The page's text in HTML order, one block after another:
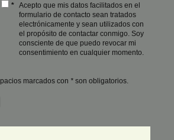
* Acepto que mis datos facilitados en el
formulario de contacto sean tratados
electrónicamente y sean utilizados con
el propósito de contactar conmigo. Soy
consciente de que puedo revocar mi
consentimiento en cualquier momento.
marcados con * son obligatorios.